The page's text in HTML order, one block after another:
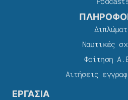
Ναυτικές
Φοίτηση
Αιτήσεις
ΕΡΓΑΣΙΑ